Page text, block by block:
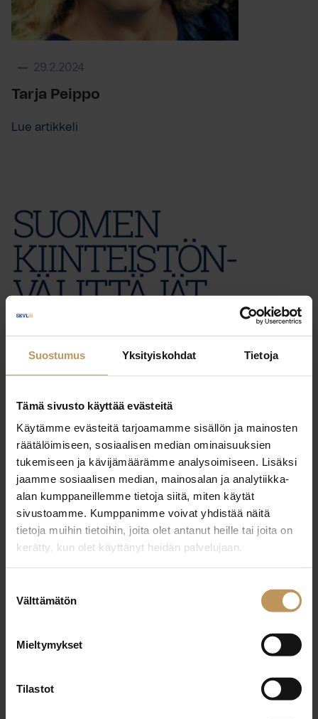
Suostumus Yksityiskohdat Tietoja
Tämä sivusto käyttää evästeitä
Käytämme evästeitä tarjoamamme sisällön ja mainosten
räätälöimiseen, sosiaalisen median ominaisuuksien
tukemiseen ja kävijämäärämme analysoimiseen. Lisäksi
jaamme sosiaalisen median, mainosalan ja analytiikka-
alan kumppaneillemme tietoja siitä, miten käytät
sivustoamme. Kumppanimme voivat yhdistää näitä
tietoja muihin tietoihin, joita olet antanut heille tai joita on
kerätty, kun olet käyttänyt heidän palvelujaan.
valinta
Välttämätön
Mieltymykset
Tilastot
29.2.2024
Tarja Peippo
Lue artikkeli
Lue artikkeli